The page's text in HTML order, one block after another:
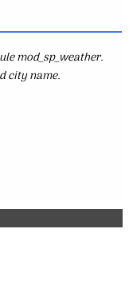
mod_sp_weather.
city name.